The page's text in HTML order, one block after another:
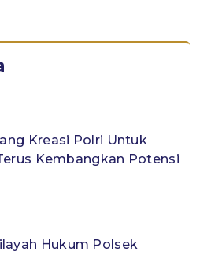
Kreasi Polri Untuk
Kembangkan Potensi
Hukum Polsek